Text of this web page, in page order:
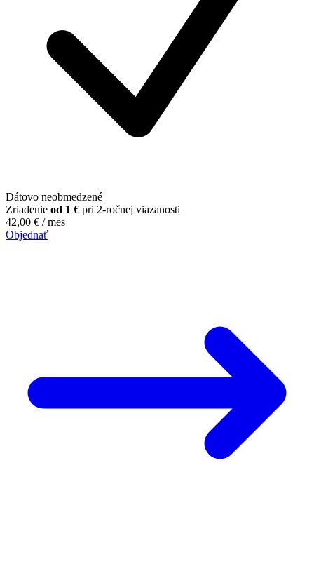
Dátovo neobmedzené
Zriadenie od 1 € pri 2-ročnej viazanosti
42,00 € / mes
Objednať